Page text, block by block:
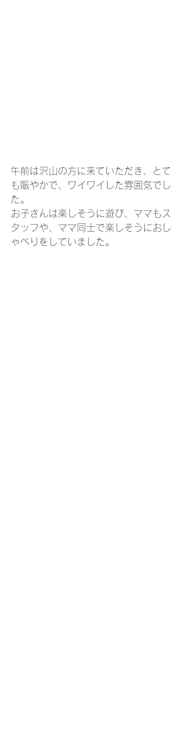
午前は沢山の方に来ていただき、とて
も賑やかで、ワイワイした雰囲気でし
た。
お子さんは楽しそうに遊び、ママもス
タッフや、ママ同士で楽しそうにおし
ゃべりをしていました。